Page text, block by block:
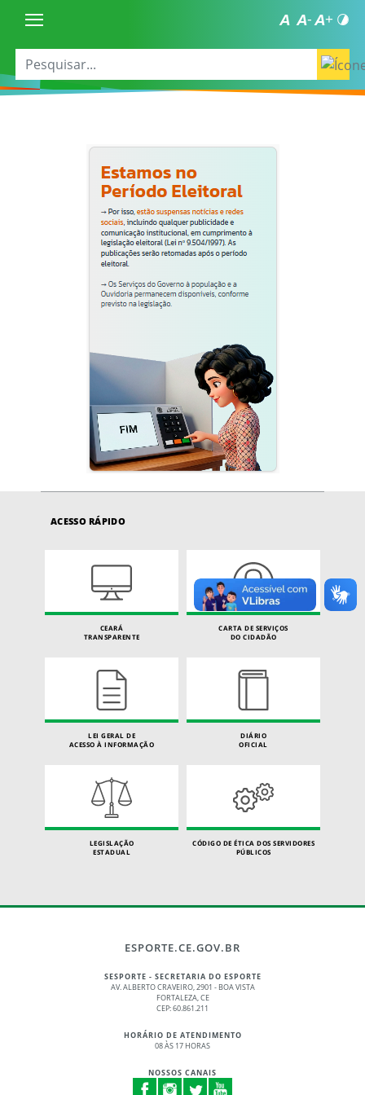
ACESSO RÁPIDO
CEARÁ
TRANSPARENTE
CARTA DE SERVIÇOS
DO CIDADÃO
LEI GERAL DE
ACESSO À INFORMAÇÃO
DIÁRIO
OFICIAL
LEGISLAÇÃO
ESTADUAL
CÓDIGO DE ÉTICA DOS SERVIDORES
PÚBLICOS
ESPORTE.CE.GOV.BR
SESPORTE - SECRETARIA DO ESPORTE
AV. ALBERTO CRAVEIRO, 2901 - BOA VISTA
FORTALEZA, CE
CEP: 60.861.211
HORÁRIO DE ATENDIMENTO
08 ÀS 17 HORAS
NOSSOS CANAIS